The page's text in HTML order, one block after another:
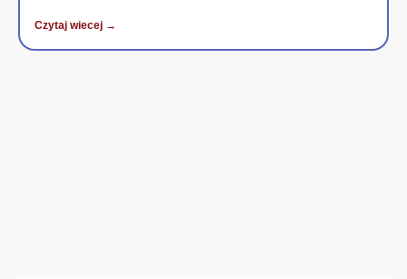
Czytaj wiecej →